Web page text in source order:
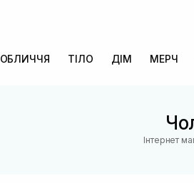
ОБЛИЧЧЯ ТІЛО ДІМ МЕРЧ
Інтернет